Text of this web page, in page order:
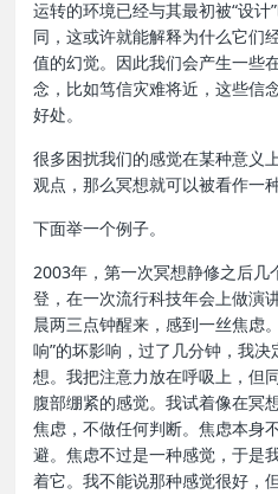
运转的环境已经与其最初被“设
同，这或许就能解释为什么它们
值的幻觉。因此我们会产生一些
念，比如笃信灾难将近，这些信
好处。
很多困扰我们的感觉在某种意义
观点，那么冥想就可以被看作一
下面举一个例子。
2003年，第一次冥想静修之后
登，在一次流行科技年会上做演
晨两三点钟醒来，感到一丝焦虑
响”的坏影响，过了几分钟，我
想。我把注意力放在呼吸上，但
腹部绷紧的感觉。我试着像在冥
焦虑，不做任何判断。焦虑本身
避。焦虑不过是一种感觉，于是
着它。我不能说那种感觉很好，